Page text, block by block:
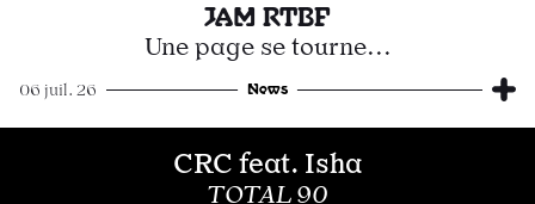
JAM RTBF
Une page se tourne...
06 juil. 26 News
CRC feat. Isha
TOTAL 90